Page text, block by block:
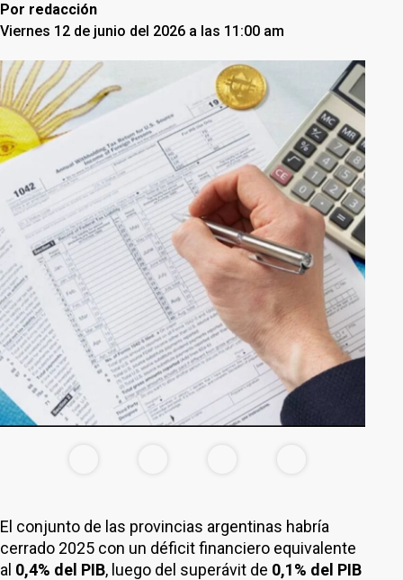
Por redacción
Viernes 12 de junio del 2026 a las 11:00 am
El conjunto de las provincias argentinas habría
cerrado 2025 con un déficit financiero equivalente
al 0,4% del PIB, luego del superávit de 0,1% del PIB